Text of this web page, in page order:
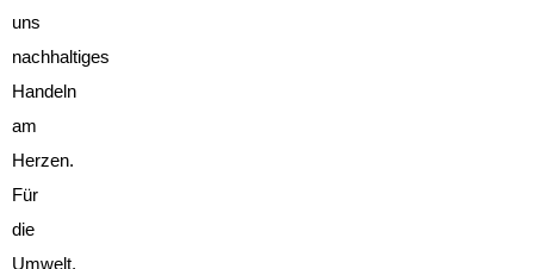
uns
nachhaltiges
Handeln
am
Herzen.
Für
die
Umwelt,